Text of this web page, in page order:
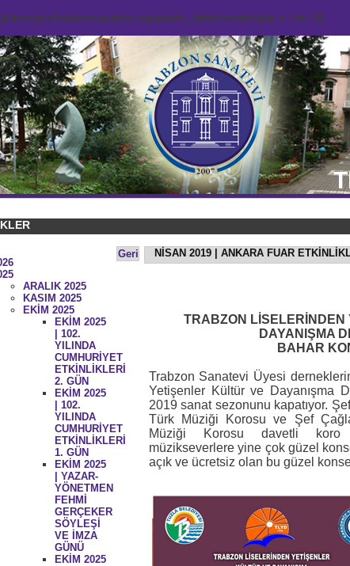
domains/trabzonsanatevi.org/public_html/counter.php on line 92
Geri NİSAN 2019 | ANKARA FUAR
TRABZON
DAYANIŞMA
BAHAR
Trabzon Sanatevi Üyesi
Yetişenler Kültür ve Dayanışma
2019 sanat sezonunu kapatıyor.
Türk Müziği Korosu ve Şef
Müziği Korosu davetli koro
müzikseverlere yine çok güzel
açık ve ücretsiz olan bu güzel
ARALIK 2025
KASIM 2025
EKİM 2025
EKİM 2025
| 102.
YILINDA
CUMHURİYET
ETKİNLİKLERİ
2. GÜN
EKİM 2025
| 102.
YILINDA
CUMHURİYET
ETKİNLİKLERİ
1. GÜN
EKİM 2025
| YAZAR-
YÖNETMEN
FEHMİ
GERÇEKER
SÖYLEŞİ
VE İMZA
GÜNÜ
EKİM 2025